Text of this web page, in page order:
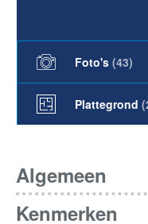
Foto's (43)
Plattegrond
Algemeen
Kenmerken